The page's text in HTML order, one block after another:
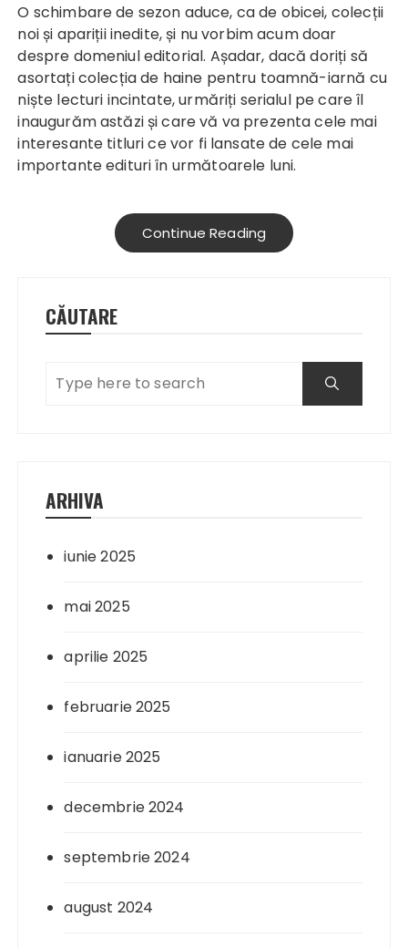
O schimbare de sezon aduce, ca de obicei, colecții
noi și apariții inedite, și nu vorbim acum doar
despre domeniul editorial. Așadar, dacă doriți să
asortați colecția de haine pentru toamnă-iarnă cu
niște lecturi incintate, urmăriți serialul pe care îl
inaugurăm astăzi și care vă va prezenta cele mai
interesante titluri ce vor fi lansate de cele mai
importante edituri în următoarele luni.
Continue Reading
CĂUTARE
ARHIVA
iunie 2025
mai 2025
aprilie 2025
februarie 2025
ianuarie 2025
decembrie 2024
septembrie 2024
august 2024